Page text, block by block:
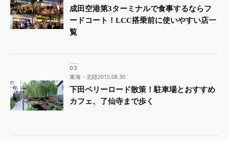
成田空港第3ターミナルで食事するならフ
ードコート！LCC搭乗前に使いやすい店一
覧
東海・北陸2015.08.30
下田ペリーロード散策！駐車場とおすすめ
カフェ、了仙寺まで歩く